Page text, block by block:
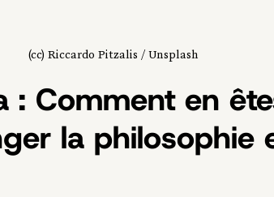
(cc) Riccardo Pitzalis / Unsplash
: Comment en
la philosophie